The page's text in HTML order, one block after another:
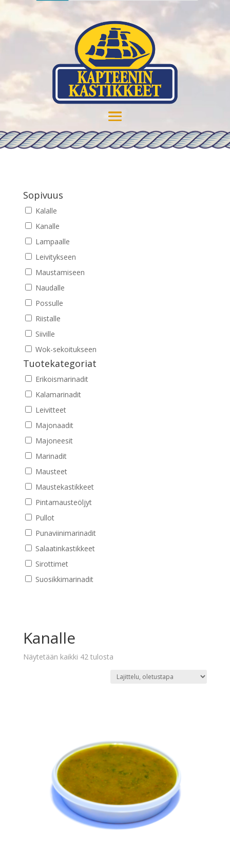
Kanalle
Näytetään kaikki 42 tulosta
Sopivuus
Kalalle
Kanalle
Lampaalle
Leivitykseen
Maustamiseen
Naudalle
Possulle
Riistalle
Siiville
Wok-sekoitukseen
Tuotekategoriat
Erikoismarinadit
Kalamarinadit
Leivitteet
Majonaadit
Majoneesit
Marinadit
Mausteet
Maustekastikkeet
Pintamausteöljyt
Pullot
Punaviinimarinadit
Salaatinkastikkeet
Sirottimet
Suosikkimarinadit